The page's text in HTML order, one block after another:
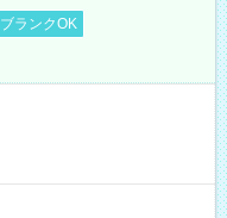
ブランクOK